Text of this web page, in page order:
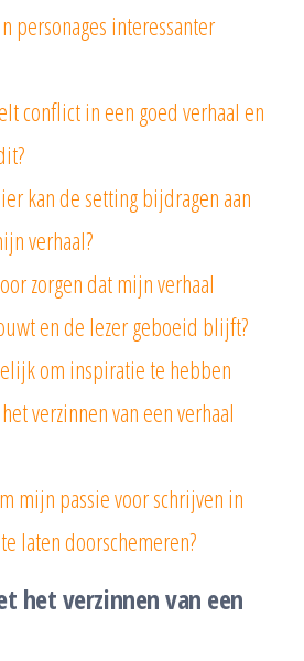
personages interessanter
conflict in een goed verhaal en
kan de setting bijdragen aan
verhaal?
zorgen dat mijn verhaal
en de lezer geboeid blijft?
om inspiratie te hebben
verzinnen van een verhaal
mijn passie voor schrijven in
laten doorschemeren?
het verzinnen van een